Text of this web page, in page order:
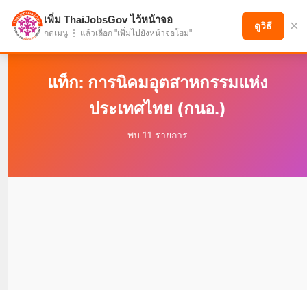
แบ่งปันโอกาส เพื่ออนาคตที่ก้าวหน้า
แท็ก: การนิคมอุตสาหกรรมแห่ง
ประเทศไทย (กนอ.)
พบ 11 รายการ
เพิ่ม ThaiJobsGov ไว้หน้าจอ
กดเมนู ⋮ แล้วเลือก "เพิ่มไปยังหน้าจอโฮม"
ดูวิธี ×